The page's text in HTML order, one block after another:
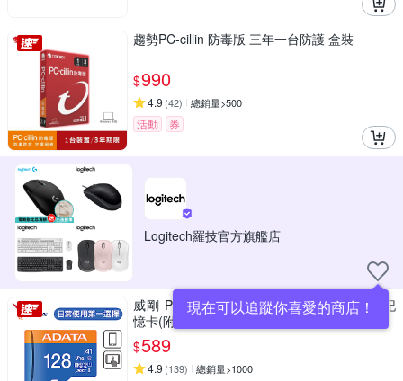
趨勢PC-cillin 防毒版 三年一台防護 盒裝
$990
4.9 (42) 總銷量>500
活動 券
Logitech羅技官方旗艦店
現在可以追蹤你喜愛的商店！
威剛 Premier microSDXC UHS-I (A1) 128G記
憶卡(附轉卡)
$589
4.9 (139) 總銷量>1000